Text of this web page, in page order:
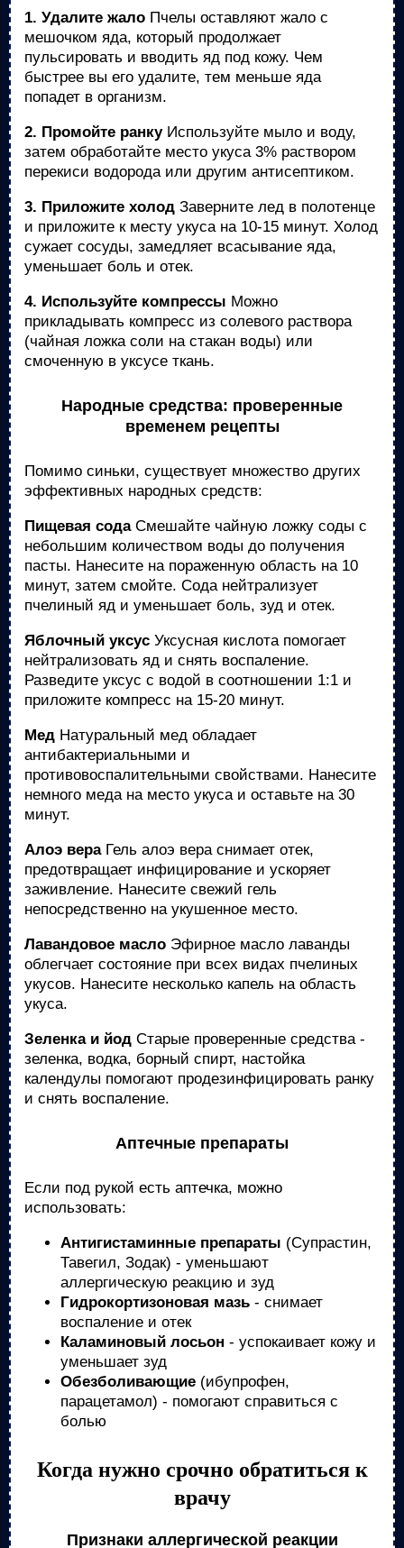
1. Удалите жало Пчелы оставляют жало с
мешочком яда, который продолжает
пульсировать и вводить яд под кожу. Чем
быстрее вы его удалите, тем меньше яда
попадет в организм.
2. Промойте ранкуИспользуйте мыло и воду,
затем обработайте место укуса 3% раствором
перекиси водорода или другим антисептиком.
3. Приложите холод Заверните лед в полотенце
и приложите к месту укуса на 10-15 минут. Холод
сужает сосуды, замедляет всасывание яда,
уменьшает боль и отек.
4. Используйте компрессы Можно
прикладывать компресс из солевого раствора
(чайная ложка соли на стакан воды) или
смоченную в уксусе ткань.
Народные средства: проверенные
временем рецепты
Помимо синьки, существует множество других
эффективных народных средств:
Пищевая содаСмешайте чайную ложку соды с
небольшим количеством воды до получения
пасты. Нанесите на пораженную область на 10
минут, затем смойте. Сода нейтрализует
пчелиный яд и уменьшает боль, зуд и отек.
Яблочный уксус Уксусная кислота помогает
нейтрализовать яд и снять воспаление.
Разведите уксус с водой в соотношении 1:1 и
приложите компресс на 15-20 минут.
Мед Натуральный мед обладает
антибактериальными и
противовоспалительными свойствами. Нанесите
немного меда на место укуса и оставьте на 30
минут.
Алоэ вераГель алоэ вера снимает отек,
предотвращает инфицирование и ускоряет
заживление. Нанесите свежий гель
непосредственно на укушенное место.
Лавандовое масло Эфирное масло лаванды
облегчает состояние при всех видах пчелиных
укусов. Нанесите несколько капель на область
укуса.
Зеленка и йод Старые проверенные средства -
зеленка, водка, борный спирт, настойка
календулы помогают продезинфицировать ранку
и снять воспаление.
Аптечные препараты
Если под рукой есть аптечка, можно
использовать:
Антигистаминные препараты (Супрастин,
Тавегил, Зодак) - уменьшают
аллергическую реакцию и зуд
Гидрокортизоновая мазь - снимает
воспаление и отек
Каламиновый лосьон - успокаивает кожу и
уменьшает зуд
Обезболивающие (ибупрофен,
парацетамол) - помогают справиться с
болью
Когда нужно срочно обратиться к
врачу
Признаки аллергической реакции